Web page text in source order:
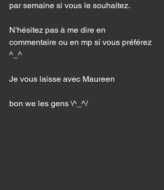
par semaine si vous le souhaitez.
N'hésitez pas à me dire en
commentaire ou en mp si vous préférez
^_^
Je vous laisse avec Maureen
bon we les gens \^_^/